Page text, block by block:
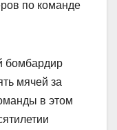
по команде
бомбардир
мячей за
в этом